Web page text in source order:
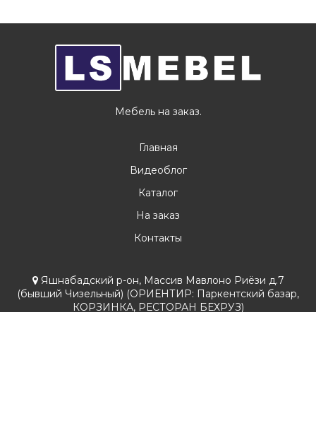
Мебель на заказ.
Главная
Видеоблог
Каталог
На заказ
Контакты
Яшнабадский р-он, Массив Мавлоно Риёзи д.7
(бывший Чизельный) (ОРИЕНТИР: Паркентский базар,
КОРЗИНКА, РЕСТОРАН БЕХРУЗ)